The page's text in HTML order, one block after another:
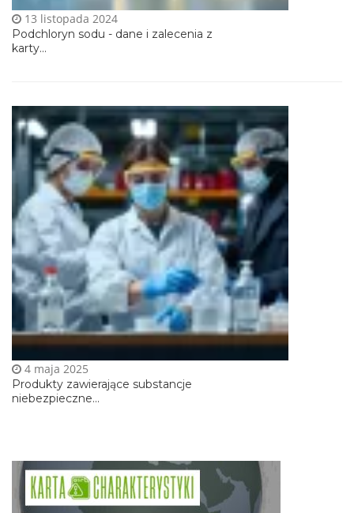
Podchloryn sodu - dane i zalecenia z
karty...
13 listopada 2024
Produkty zawierające substancje
niebezpieczne...
4 maja 2025